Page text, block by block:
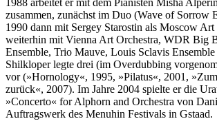
zusammen, zunächst im Duo (Wave of Sorrow
1990 dann mit Sergey Starostin als Moscow
weiterhin mit Vienna Art Orchestra, WDR Big
Ensemble, Trio Mauve, Louis Sclavis
Shilkloper legte drei (im Overdubbing
vor (»Hornology«, 1995, »Pilatus«, 2001,
zurück«, 2007). Im Jahre 2004 spielte er die
»Concerto« for Alphorn and Orchestra von
Auftragswerk des Menuhin Festivals in Gstaad.